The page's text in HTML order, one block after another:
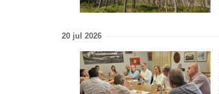
20 jul 2026